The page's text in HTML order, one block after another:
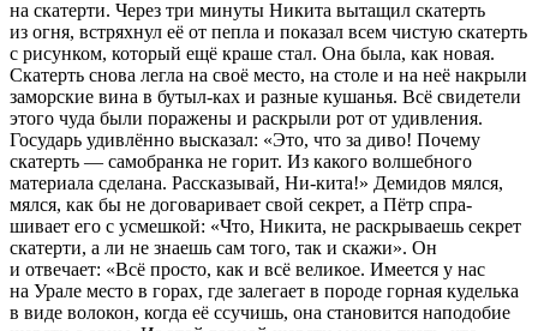
на скатерти. Через три минуты Никита вытащил скатерть
из огня, встряхнул её от пепла и показал всем чистую скатерть
с рисунком, который ещё краше стал. Она была, как новая.
Скатерть снова легла на своё место, на столе и на неё накрыли
заморские вина в бутыл-ках и разные кушанья. Всё свидетели
этого чуда были поражены и раскрыли рот от удивления.
Государь удивлённо высказал: «Это, что за диво! Почему
скатерть — самобранка не горит. Из какого волшебного
материала сделана. Рассказывай, Ни-кита!» Демидов мялся,
мялся, как бы не договаривает свой секрет, а Пётр спра-
шивает его с усмешкой: «Что, Никита, не раскрываешь секрет
скатерти, а ли не знаешь сам того, так и скажи». Он
и отвечает: «Всё просто, как и всё великое. Имеется у нас
на Урале место в горах, где залегает в породе горная куделька
в виде волокон, когда её ссучишь, она становится наподобие